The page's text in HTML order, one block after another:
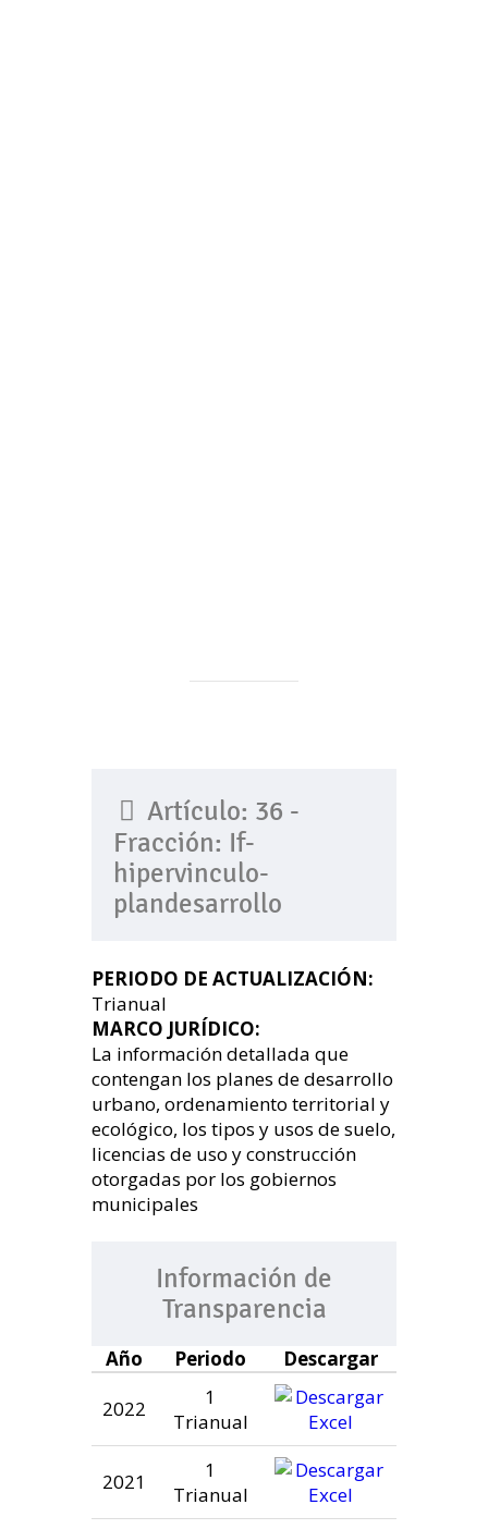
Artículo: 36 -
Fracción: If-
hipervinculo-
plandesarrollo
PERIODO DE ACTUALIZACIÓN:
Trianual
MARCO JURÍDICO:
La información detallada que
contengan los planes de desarrollo
urbano, ordenamiento territorial y
ecológico, los tipos y usos de suelo,
licencias de uso y construcción
otorgadas por los gobiernos
municipales
Información de
Transparencia
Año Periodo
Descargar
2022
1
Trianual
2021
1
Trianual